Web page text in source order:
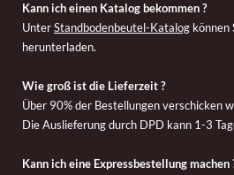
Kann ich einen Katalog bekommen ?
UnterStandbodenbeutel-Katalog können
herunterladen.
Wie groß ist die Lieferzeit ?
Über 90% der Bestellungen verschicken
Die Auslieferung durch DPD kann 1-3
Kann ich eine Expressbestellung machen